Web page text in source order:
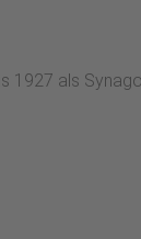
1927 als